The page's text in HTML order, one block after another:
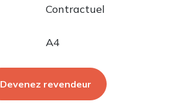
Contractuel
A4
Devenez revendeur